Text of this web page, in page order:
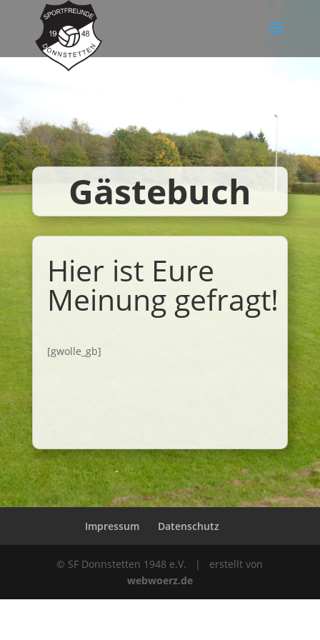
Gästebuch
Hier ist Eure
Meinung gefragt!
[gwolle_gb]
Impressum Datenschutz
© SF Donnstetten 1948 e.V. | erstellt von
webwoerz.de